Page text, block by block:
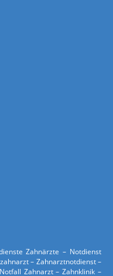
Zahnärzte – Notdienst
– Zahnarztnotdienst –
Zahnarzt – Zahnklinik –